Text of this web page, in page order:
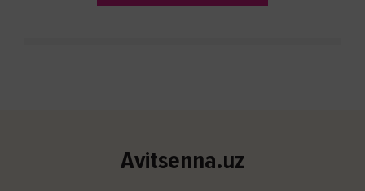
Avitsenna.uz